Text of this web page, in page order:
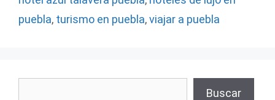
puebla, turismo en puebla,viajar a puebla
Buscar